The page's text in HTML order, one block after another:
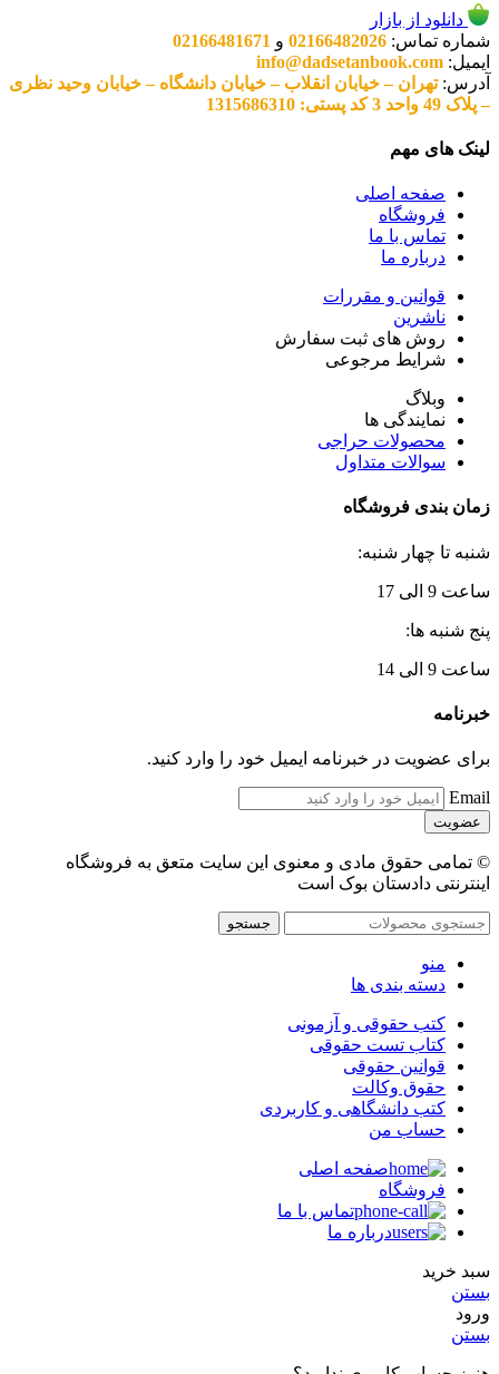
دانلود از بازار
شماره تماس: 02166482026 و 02166481671
ایمیل: info@dadsetanbook.com
آدرس:تهران – خیابان انقلاب – خیابان دانشگاه – خیابان وحید نظری
– پلاک 49 واحد 3 کد پستی: 1315686310
لینک های مهم
صفحه اصلی
فروشگاه
تماس با ما
درباره ما
قوانین و مقررات
ناشرین
روش های ثبت سفارش
شرایط مرجوعی
وبلاگ
نمایندگی ها
محصولات حراجی
سوالات متداول
زمان بندی فروشگاه
شنبه تا چهار شنبه:
ساعت 9 الی 17
پنج شنبه ها:
ساعت 9 الی 14
خبرنامه
برای عضویت در خبرنامه ایمیل خود را وارد کنید.
Email
© تمامی حقوق مادی و معنوی این سایت متعق به فروشگاه
اینترنتی دادستان بوک است
جستجو
منو
دسته بندی ها
کتب حقوقی و آزمونی
کتاب تست حقوقی
قوانین حقوقی
حقوق وکالت
کتب دانشگاهی و کاربردی
حساب من
صفحه اصلی
فروشگاه
تماس با ما
درباره ما
سبد خرید
بستن
ورود
بستن